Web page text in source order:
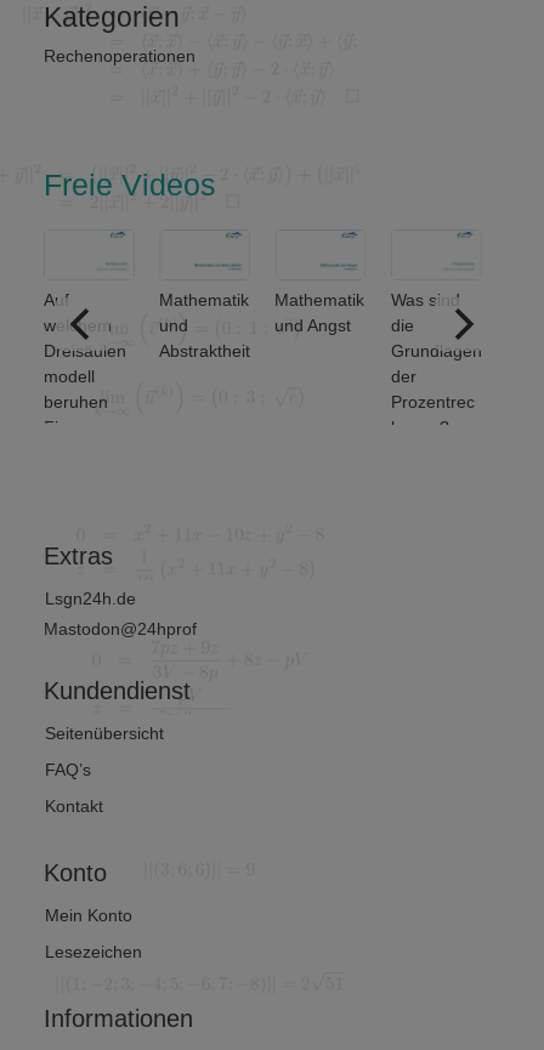
Kategorien
Rechenoperationen
Freie Videos
Auf
welchem
Dreisäulen
modell
beruhen
Finanz-
Mathematik
und
Abstraktheit
Mathematik
und Angst
Was sind
die
Grundlagen
der
Prozentrec
hnung?
Extras
Lsgn24h.de
Mastodon@24hprof
Kundendienst
Seitenübersicht
FAQ’s
Kontakt
Konto
Mein Konto
Lesezeichen
Informationen